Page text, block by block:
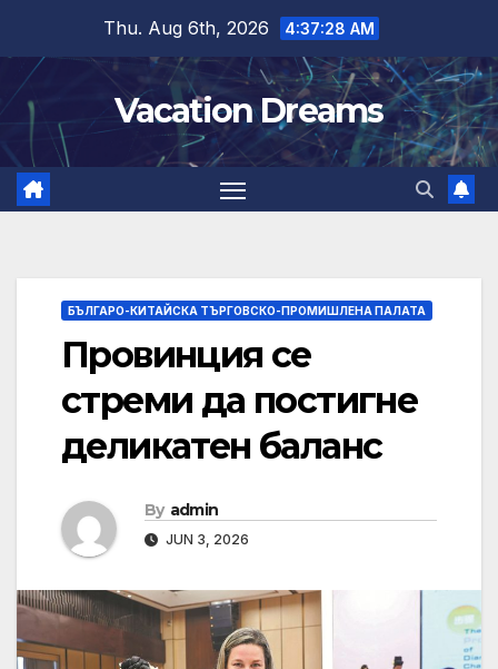
content
Thu. Aug 6th, 2026 4:37:28 AM
Vacation Dreams
БЪЛГАРО-КИТАЙСКА ТЪРГОВСКО-ПРОМИШЛЕНА ПАЛАТА
Провинция се
стреми да постигне
деликатен баланс
By admin
JUN 3, 2026